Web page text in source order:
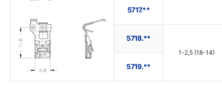
5717.**
5718.**
1-2,5 (18-14)
5719.**